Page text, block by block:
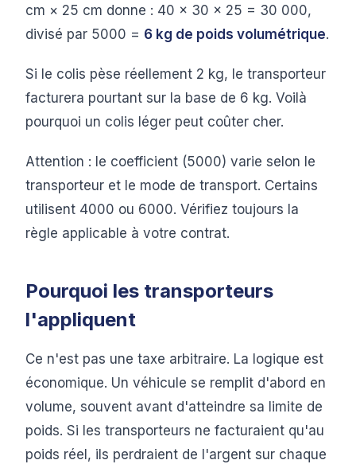
cm × 25 cm donne : 40 × 30 × 25 = 30 000,
divisé par 5000 = 6 kg de poids volumétrique.
Si le colis pèse réellement 2 kg, le transporteur
facturera pourtant sur la base de 6 kg. Voilà
pourquoi un colis léger peut coûter cher.
Attention : le coefficient (5000) varie selon le
transporteur et le mode de transport. Certains
utilisent 4000 ou 6000. Vérifiez toujours la
règle applicable à votre contrat.
Pourquoi les transporteurs
l'appliquent
Ce n'est pas une taxe arbitraire. La logique est
économique. Un véhicule se remplit d'abord en
volume, souvent avant d'atteindre sa limite de
poids. Si les transporteurs ne facturaient qu'au
poids réel, ils perdraient de l'argent sur chaque